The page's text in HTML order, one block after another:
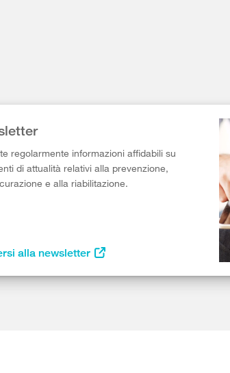
regolarmente informazioni affidabili su
di attualità relativi alla prevenzione,
e alla riabilitazione.
alla newsletter